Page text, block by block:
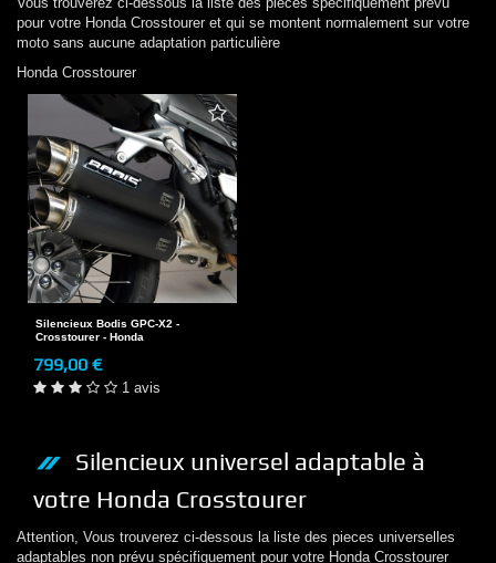
pour votre Honda Crosstourer et qui se montent normalement sur votre
moto sans aucune adaptation particulière
Honda Crosstourer
Silencieux Bodis GPC-X2 -
Crosstourer - Honda
799,00 €
1 avis
Silencieux universel adaptable à
votre Honda Crosstourer
Attention, Vous trouverez ci-dessous la liste des pieces universelles
adaptables non prévu spécifiquement pour votre Honda Crosstourer